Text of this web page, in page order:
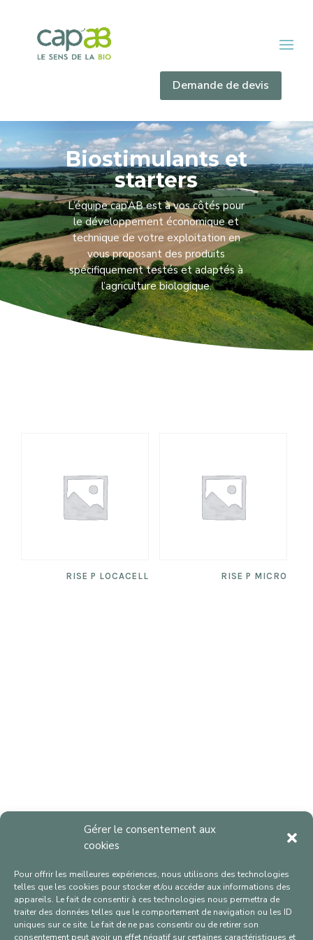
Gérer le consentement aux
cookies
Pour offrir les meilleures expériences, nous utilisons des technologies
telles que les cookies pour stocker et/ou accéder aux informations des
appareils. Le fait de consentir à ces technologies nous permettra de
traiter des données telles que le comportement de navigation ou les ID
uniques sur ce site. Le fait de ne pas consentir ou de retirer son
consentement peut avoir un effet négatif sur certaines caractéristiques et
Demande de devis
Biostimulants et
starters
L’équipe cap’AB est à vos côtés pour
le développement économique et
technique de votre exploitation en
vous proposant des produits
spécifiquement testés et adaptés à
l’agriculture biologique.
RISE P LOCACELL RISE P MICRO